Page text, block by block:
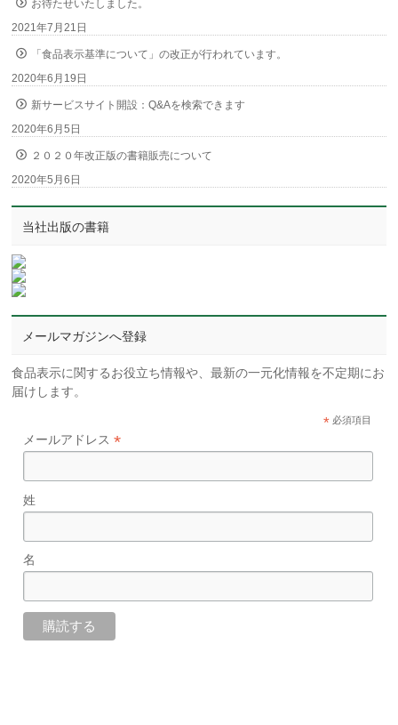
お待たせいたしました。
2021年7月21日
「食品表示基準について」の改正が行われています。
2020年6月19日
新サービスサイト開設：Q&Aを検索できます
2020年6月5日
２０２０年改正版の書籍販売について
2020年5月6日
当社出版の書籍
メールマガジンへ登録
食品表示に関するお役立ち情報や、最新の一元化情報を不定期にお
届けします。
* 必須項目
メールアドレス*
姓
名